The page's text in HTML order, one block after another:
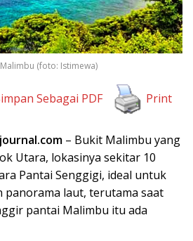
(foto: Istimewa)
Sebagai PDF Print
– Bukit Malimbu yang
Utara, lokasinya sekitar 10
Pantai Senggigi, ideal untuk
panorama laut, terutama saat
pantai Malimbu itu ada